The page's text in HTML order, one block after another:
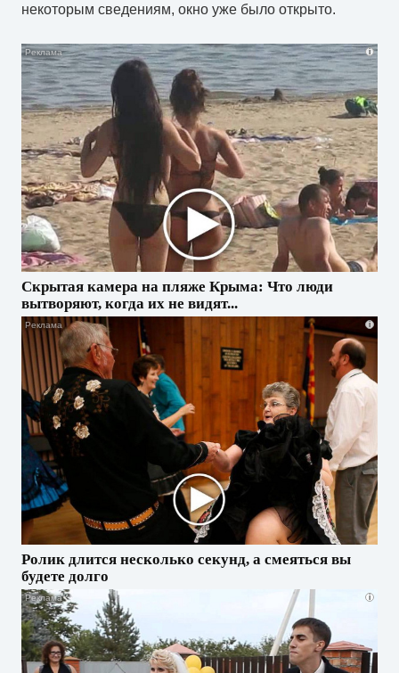
некоторым сведениям, окно уже было открыто.
i
Скрытая камера на пляже Крыма: Что люди
вытворяют, когда их не видят...
i
Ролик длится несколько секунд, а смеяться вы
будете долго
i